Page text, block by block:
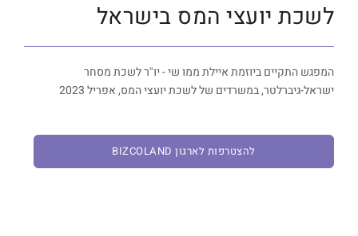
לשכת יועצי המס בישראל
המפגש התקיים ביוזמת איילת ממו שי - יו"ר לשכת מסחר
ישראל-גיברלטר, במשרדים של לשכת יועצי המס, אפריל 2023
להצטרפות לארגון BIZCOLAND